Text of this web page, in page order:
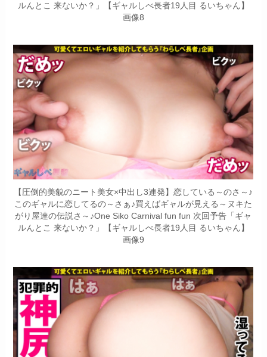
ルんとこ 来ないか？」【ギャルしべ長者19人目 るいちゃん】
画像8
【圧倒的美貌のニート美女×中出し3連発】恋している～のさ～♪
このギャルに恋してるの～さぁ♪買えばギャルが見える～ヌキた
がり屋達の伝説さ～♪One Siko Carnival fun fun 次回予告「ギャ
ルんとこ 来ないか？」【ギャルしべ長者19人目 るいちゃん】
画像9